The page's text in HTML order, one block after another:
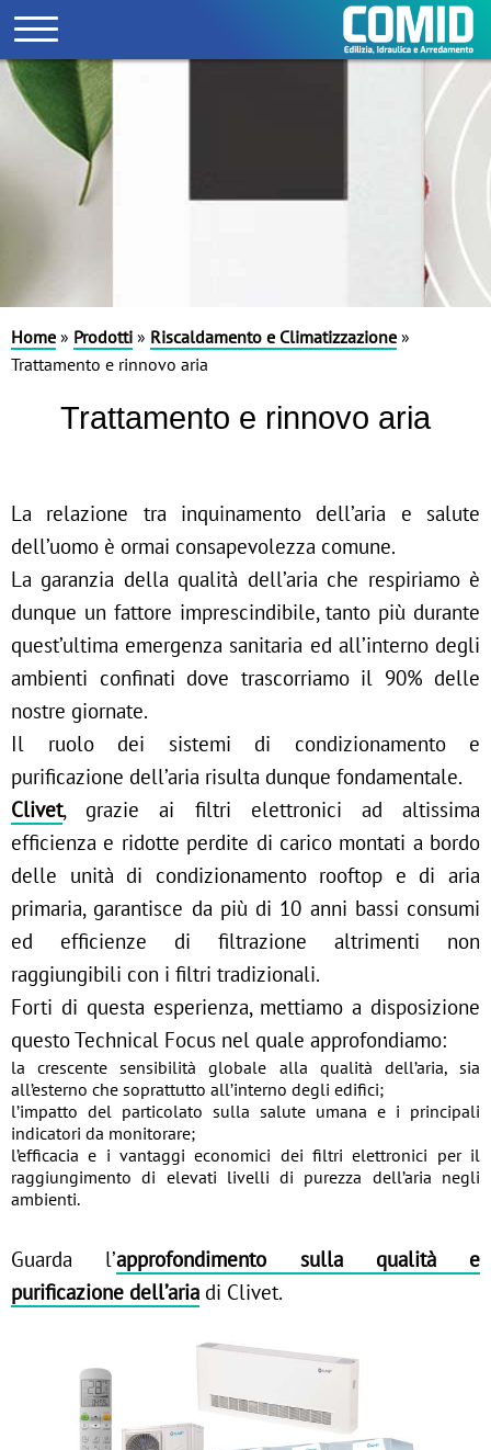
Home » Prodotti » Riscaldamento e Climatizzazione »
Trattamento e rinnovo aria
Trattamento e rinnovo aria
La relazione tra inquinamento dell’aria e salute
dell’uomo è ormai consapevolezza comune.
La garanzia della qualità dell’aria che respiriamo è
dunque un fattore imprescindibile, tanto più durante
quest’ultima emergenza sanitaria ed all’interno degli
ambienti confinati dove trascorriamo il 90% delle
nostre giornate.
Il ruolo dei sistemi di condizionamento e
purificazione dell’aria risulta dunque fondamentale.
Clivet, grazie ai filtri elettronici ad altissima
efficienza e ridotte perdite di carico montati a bordo
delle unità di condizionamento rooftop e di aria
primaria, garantisce da più di 10 anni bassi consumi
ed efficienze di filtrazione altrimenti non
raggiungibili con i filtri tradizionali.
Forti di questa esperienza, mettiamo a disposizione
questo Technical Focus nel quale approfondiamo:
la crescente sensibilità globale alla qualità dell’aria, sia
all’esterno che soprattutto all’interno degli edifici;
l’impatto del particolato sulla salute umana e i principali
indicatori da monitorare;
l’efficacia e i vantaggi economici dei filtri elettronici per il
raggiungimento di elevati livelli di purezza dell’aria negli
ambienti.
Guarda l’approfondimento sulla qualità e
purificazione dell’aria di Clivet.